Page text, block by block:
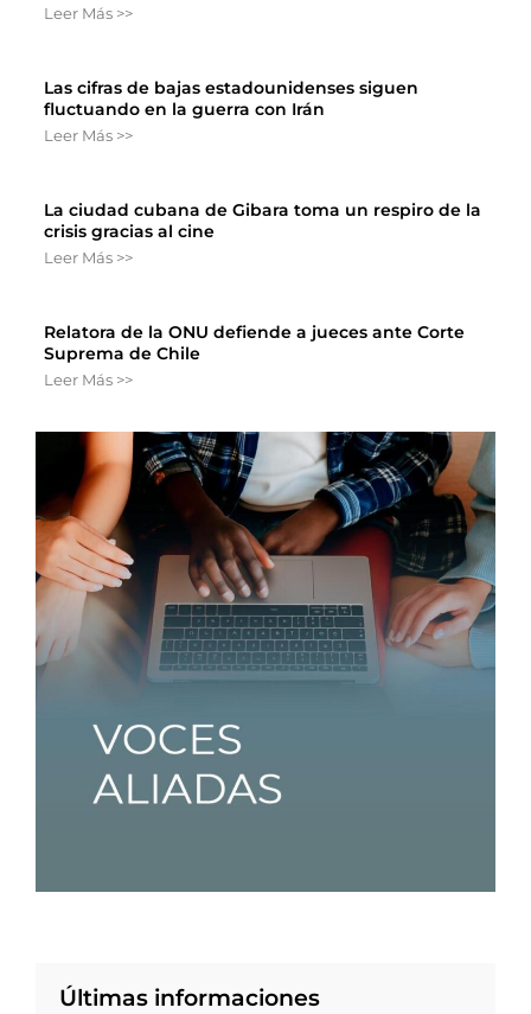
Leer Más >>
Las cifras de bajas estadounidenses siguen
fluctuando en la guerra con Irán
Leer Más >>
La ciudad cubana de Gibara toma un respiro de la
crisis gracias al cine
Leer Más >>
Relatora de la ONU defiende a jueces ante Corte
Suprema de Chile
Leer Más >>
Últimas informaciones